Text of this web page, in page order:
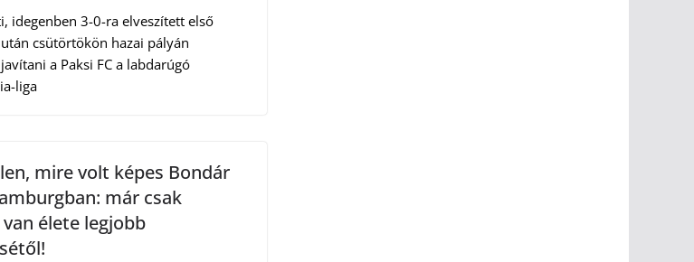
idegenben 3-0-ra elveszített első
csütörtökön hazai pályán
a Paksi FC a labdarúgó
liga
mire volt képes Bondár
már csak
élete legjobb